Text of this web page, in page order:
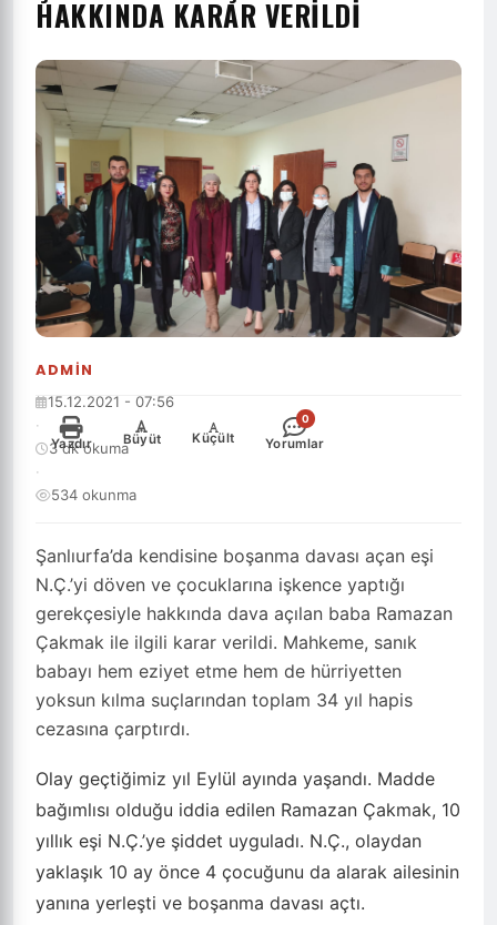
ADMIN
HAKKINDA KARAR VERILDI
Şanlıurfa’da kendisine boşanma davası açan eşi
N.Ç.’yi döven ve çocuklarına işkence yaptığı
gerekçesiyle hakkında dava açılan baba Ramazan
Çakmak ile ilgili karar verildi. Mahkeme, sanık
babayı hem eziyet etme hem de hürriyetten
yoksun kılma suçlarından toplam 34 yıl hapis
cezasına çarptırdı.
15.12.2021 - 07:56
·
3 dk okuma
·
534 okunma
Yazdır
+
Büyüt
-
Küçült
0
Yorumlar
Olay geçtiğimiz yıl Eylül ayında yaşandı. Madde
bağımlısı olduğu iddia edilen Ramazan Çakmak, 10
yıllık eşi N.Ç.’ye şiddet uyguladı. N.Ç., olaydan
yaklaşık 10 ay önce 4 çocuğunu da alarak ailesinin
yanına yerleşti ve boşanma davası açtı.